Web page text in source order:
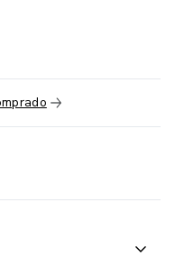
de Ventosas: Domine
para obter os
Necessidades:
de cada cliente.